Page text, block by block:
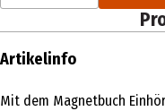
Artikelinfo
Mit dem Magnetbuch